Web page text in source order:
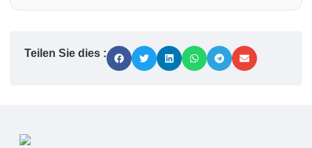
Teilen Sie dies :